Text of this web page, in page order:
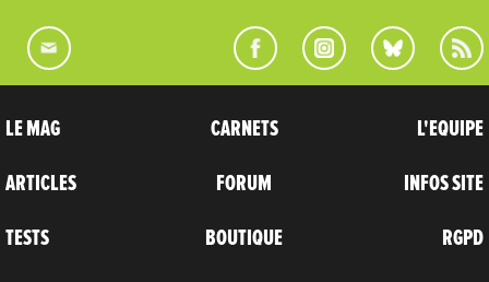
LE MAG
ARTICLES
TESTS
CARNETS
FORUM
BOUTIQUE
L'EQUIPE
INFOS SITE
RGPD